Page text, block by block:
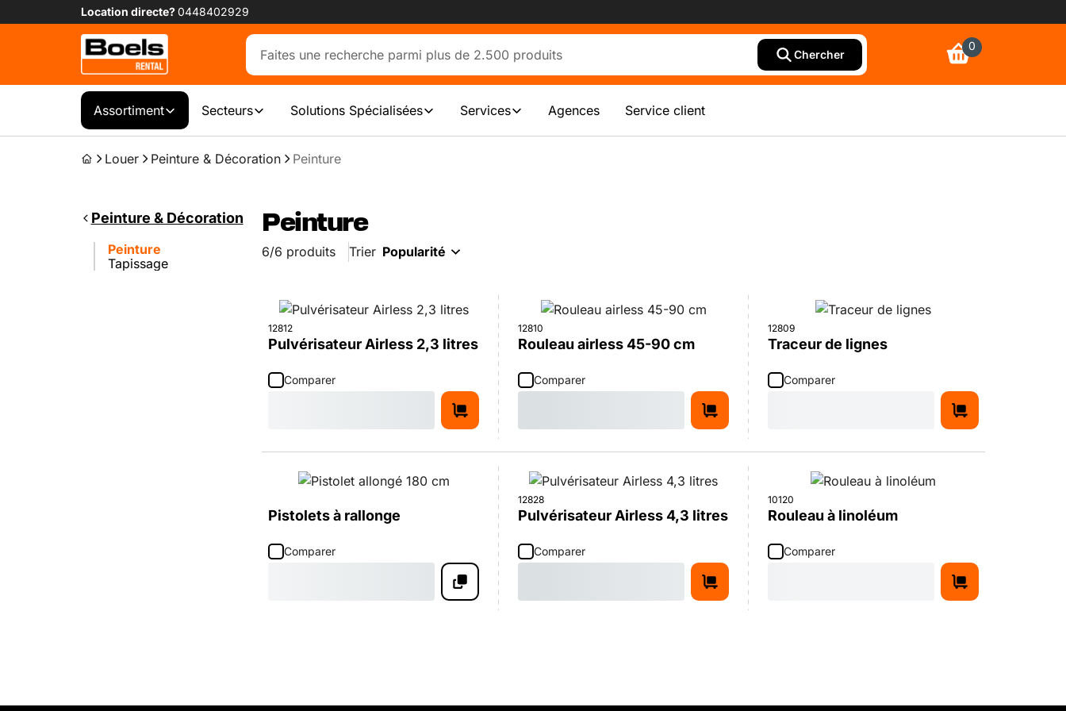
Location directe?0448402929
Chercher
0
Assortiment Secteurs Solutions Spécialisées Services Agences Service client
Louer Peinture & Décoration Peinture
Peinture
6/6 produits Trier Popularité
12812
Pulvérisateur Airless 2,3 litres
Comparer
12810
Rouleau airless 45-90 cm
Comparer
12809
Traceur de lignes
Comparer
Pistolets à rallonge
Comparer
12828
Pulvérisateur Airless 4,3 litres
Comparer
10120
Rouleau à linoléum
Comparer
Peinture & Décoration
Peinture
Tapissage